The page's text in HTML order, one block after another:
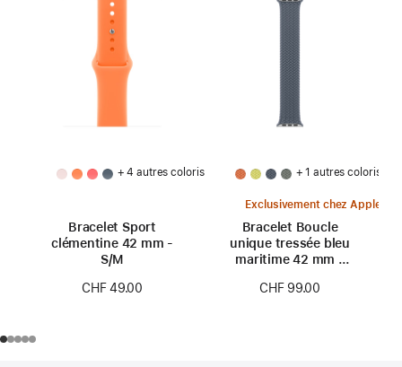
+ 4 autres coloris
Bracelet Sport
clémentine 42 mm -
S/M
CHF 49.00
+ 1 autres coloris
Exclusivement chez Apple
Bracelet Boucle
unique tressée bleu
maritime 42 mm -
CHF 99.00